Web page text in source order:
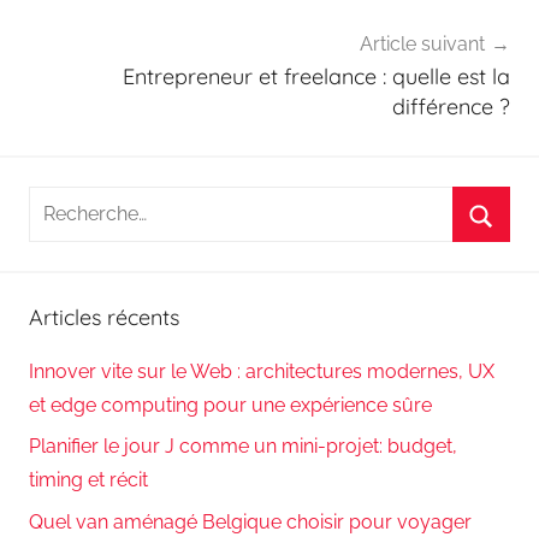
Article suivant
Entrepreneur et freelance : quelle est la
différence ?
Recherche
Articles récents
Innover vite sur le Web : architectures modernes, UX
et edge computing pour une expérience sûre
Planifier le jour J comme un mini-projet: budget,
timing et récit
Quel van aménagé Belgique choisir pour voyager